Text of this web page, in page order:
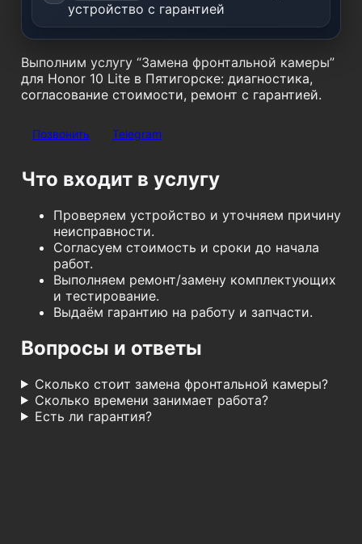
устройство с гарантией
Выполним услугу “Замена фронтальной камеры”
для Honor 10 Lite в Пятигорске: диагностика,
согласование стоимости, ремонт с гарантией.
Позвонить Telegram
Что входит в услугу
Проверяем устройство и уточняем причину
неисправности.
Согласуем стоимость и сроки до начала
работ.
Выполняем ремонт/замену комплектующих
и тестирование.
Выдаём гарантию на работу и запчасти.
Вопросы и ответы
Сколько стоит замена фронтальной камеры?
Сколько времени занимает работа?
Есть ли гарантия?